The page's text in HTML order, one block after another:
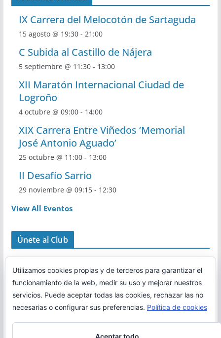
IX Carrera del Melocotón de Sartaguda
15 agosto @ 19:30- 21:00
C Subida al Castillo de Nájera
5 septiembre @ 11:30- 13:00
XII Maratón Internacional Ciudad de
Logroño
4 octubre @ 09:00- 14:00
XIX Carrera Entre Viñedos ‘Memorial
José Antonio Aguado’
25 octubre @ 11:00- 13:00
II Desafío Sarrio
29 noviembre @ 09:15- 12:30
View All Eventos
Únete al Club
Utilizamos cookies propias y de terceros para garantizar el
funcionamiento de la web, medir su uso y mejorar nuestros
servicios. Puede aceptar todas las cookies, rechazar las no
necesarias o configurar sus preferencias. Política de cookies
Aceptar todo